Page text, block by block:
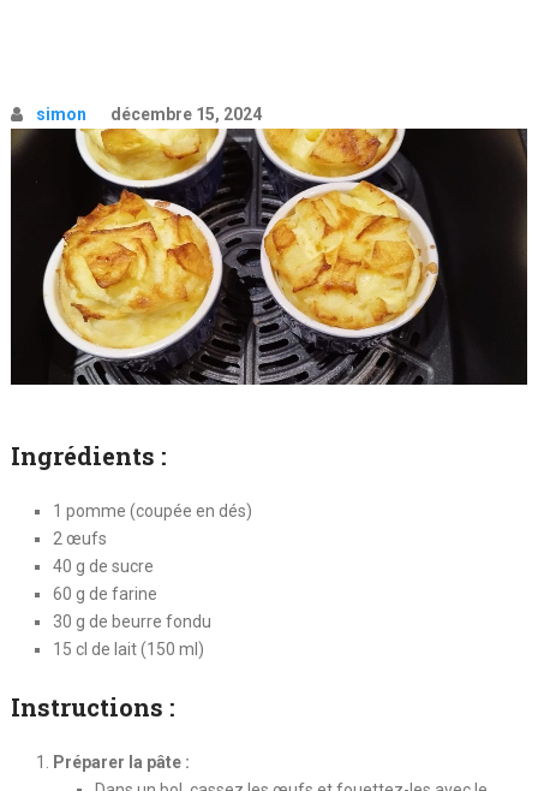
simon décembre 15, 2024
Ingrédients :
1 pomme (coupée en dés)
2 œufs
40 g de sucre
60 g de farine
30 g de beurre fondu
15 cl de lait (150 ml)
Instructions :
Préparer la pâte :